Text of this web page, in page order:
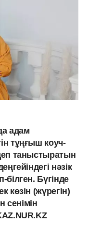
адам
тұңғыш коуч-
таныстыратын
нәзік
Бүгінде
көзін (жүрегін)
сенімін